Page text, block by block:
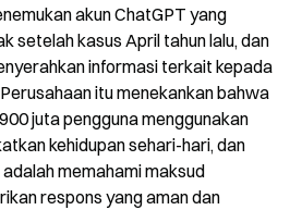
akun ChatGPT yang
setelah kasus April tahun lalu, dan
informasi terkait kepada
itu menekankan bahwa
juta pengguna menggunakan
kehidupan sehari-hari, dan
memahami maksud
respons yang aman dan